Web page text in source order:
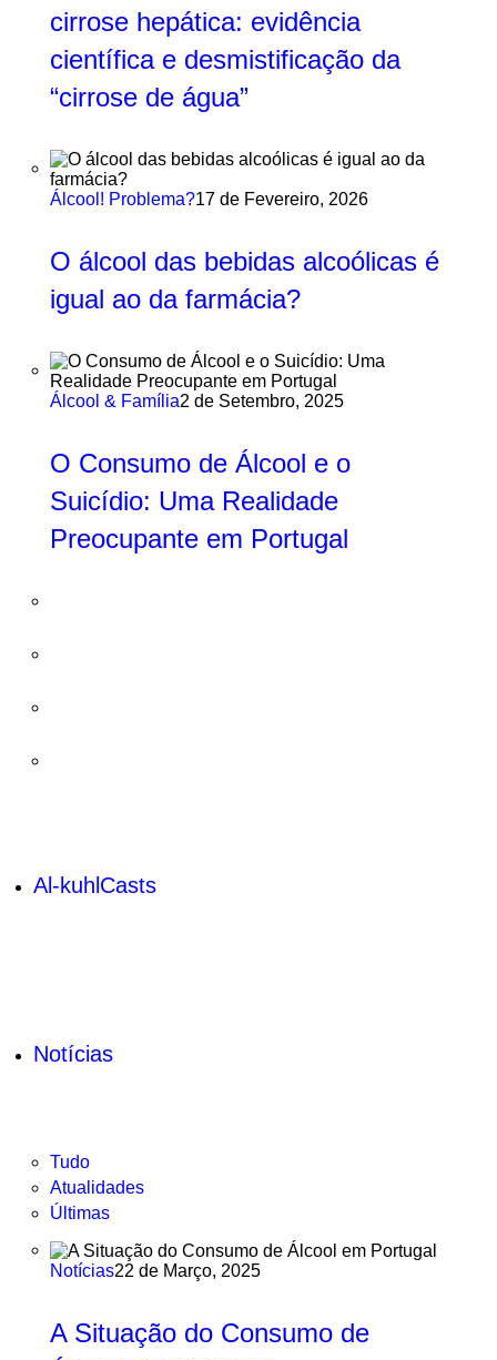
cirrose hepática: evidência
científica e desmistificação da
“cirrose de água”
Álcool! Problema?17 de Fevereiro, 2026
O álcool das bebidas alcoólicas é
igual ao da farmácia?
Álcool & Família2 de Setembro, 2025
O Consumo de Álcool e o
Suicídio: Uma Realidade
Preocupante em Portugal
Al-kuhlCasts
Notícias
Tudo
Atualidades
Últimas
Notícias22 de Março, 2025
A Situação do Consumo de